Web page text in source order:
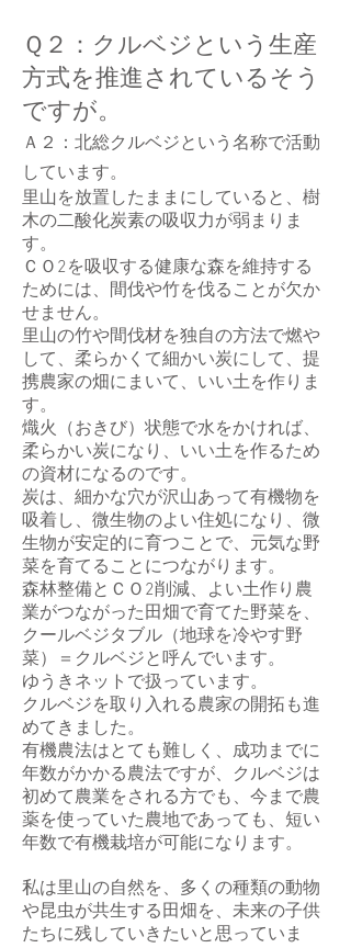
Ｑ２：クルベジという生産
方式を推進されているそう
ですが。
Ａ２：北総クルベジという名称で活動
しています。
里山を放置したままにしていると、樹
木の二酸化炭素の吸収力が弱まりま
す。
ＣＯ2を吸収する健康な森を維持する
ためには、間伐や竹を伐ることが欠か
せません。
里山の竹や間伐材を独自の方法で燃や
して、柔らかくて細かい炭にして、提
携農家の畑にまいて、いい土を作りま
す。
熾火（おきび）状態で水をかければ、
柔らかい炭になり、いい土を作るため
の資材になるのです。
炭は、細かな穴が沢山あって有機物を
吸着し、微生物のよい住処になり、微
生物が安定的に育つことで、元気な野
菜を育てることにつながります。
森林整備とＣＯ2削減、よい土作り農
業がつながった田畑で育てた野菜を、
クールベジタブル（地球を冷やす野
菜）＝クルベジと呼んでいます。
ゆうきネットで扱っています。
クルベジを取り入れる農家の開拓も進
めてきました。
​有機農法はとても難しく、成功までに
年数がかかる農法ですが、クルベジは
初めて農業をされる方でも、今まで農
薬を使っていた農地であっても、短い
年数で有機栽培が可能になります。
私は里山の自然を、多くの種類の動物
や昆虫が共生する田畑を、未来の子供
たちに残していきたいと思っていま